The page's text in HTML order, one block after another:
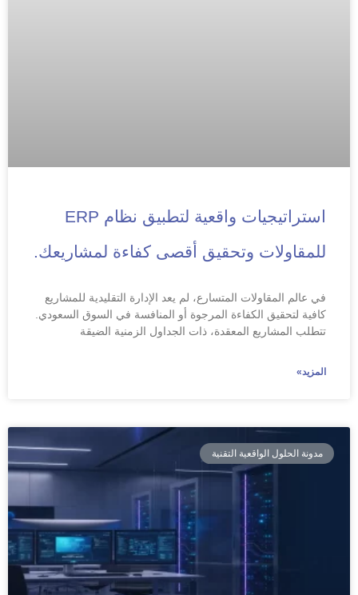
استراتيجيات واقعية لتطبيق نظام ERP
للمقاولات وتحقيق أقصى كفاءة لمشاريعك.
في عالم المقاولات المتسارع، لم يعد الإدارة التقليدية للمشاريع
كافية لتحقيق الكفاءة المرجوة أو المنافسة في السوق السعودي.
تتطلب المشاريع المعقدة، ذات الجداول الزمنية الضيقة
المزيد»
مدونة الحلول الواقعية التقنية